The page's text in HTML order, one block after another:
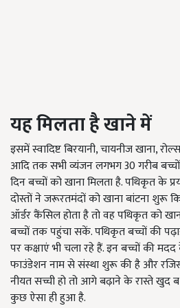
यहमिलताहैखानेमें
इसमें स्वादिष्ट बिरयानी, चायनीज खाना,
आदि तक सभी व्यंजन लगभग 30 गरीब
दिन बच्चों को खाना मिलता है. पथिकृत के
दोस्तों ने जरूरतमंदों को खाना बांटना शुरू
ऑर्डर कैंसिल होता है तो वह पथिकृत को
बच्चों तक पहुंचा सकें. पथिकृत बच्चों की
पर कक्षाएं भी चला रहे हैं. इन बच्चों की
फाउंडेशन नाम से संस्था शुरू की है और
नीयत सच्ची हो तो आगे बढ़ाने के रास्ते
कुछ ऐसा ही हुआ है.